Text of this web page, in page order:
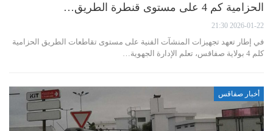
الحزامية كم 4 على مستوى قنطرة الطريق…
2026-01-22 21:30
في إطار تعهد تجهيزات المنشآت الفنية على مستوى تقاطعات الطريق الحزامية
كلم 4 بولاية صفاقس، تعلم الإدارة الجهوية…
أخبار صفاقس